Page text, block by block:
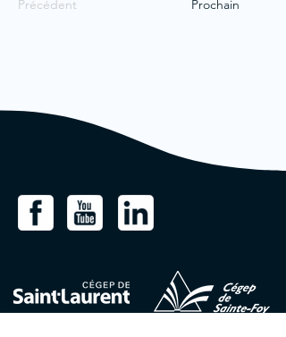
Précédent Prochain